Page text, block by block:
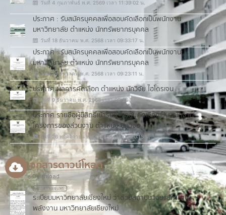
วันที่ 4 กุมภาพันธ์ พ.ศ. 2569 เวลา 11:39:02 น.
ประกาศ : รับสมัครบุคคลเพื่อสอบคัดเลือกเป็นพนักงาน
มหาวิทยาลัย ตำแหน่ง นักทรัพยากรบุคคล
วันที่ 18 ธันวาคม พ.ศ. 2568 เวลา 09:33:17 น.
ประกาศ : รับสมัครบุคคลเพื่อสอบคัดเลือกเป็นพนักงาน
มหาวิทยาลัย ตำแหน่ง นักทรัพยากรบุคคล
วันที่ 18 ธันวาคม พ.ศ. 2568 เวลา 09:23:11 น.
ประกาศ ผลการคัดเลือก ตำแหน่ง นักวิจัย ไฮโดรเจน
วันที่ 9 ธันวาคม พ.ศ. 2568 เวลา 09:36:34 น.
ประกาศ รายชื่อผู้มีสิทธิ์เข้ารับการสอบคัดเลือกเป็นพนักงาน
โครงการของส่วนงาน ตำแหน่ง นักวิจัย
วันที่ 26 พฤศจิกายน พ.ศ. 2568 เวลา 09:20:15 น.
เอกสารดาวน์โหลด
e-Download
เอกสารเผยแพร่
ระเบียบมหาวิทยาลัยเชียงใหม่ ว่าด้วยสถาบันวิจัยและพัฒนา
พลังงาน มหาวิทยาลัยเชียงใหม่